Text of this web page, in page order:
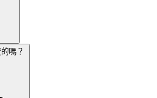
嗎？